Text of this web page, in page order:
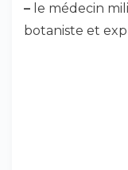
– le médecin
botaniste et